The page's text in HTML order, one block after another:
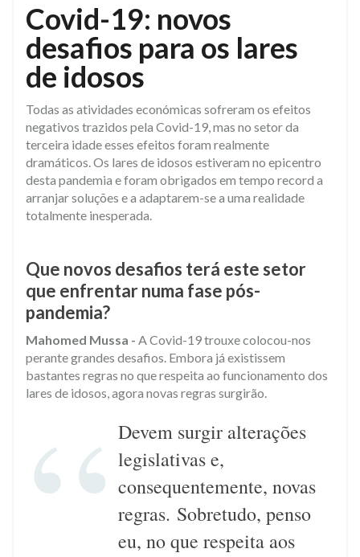
Covid-19: novos
desafios para os lares
de idosos
Todas as atividades económicas sofreram os efeitos
negativos trazidos pela Covid-19, mas no setor da
terceira idade esses efeitos foram realmente
dramáticos. Os lares de idosos estiveram no epicentro
desta pandemia e foram obrigados em tempo record a
arranjar soluções e a adaptarem-se a uma realidade
totalmente inesperada.
Que novos desafios terá este setor
que enfrentar numa fase pós-
pandemia?
Mahomed Mussa - A Covid-19 trouxe colocou-nos
perante grandes desafios. Embora já existissem
bastantes regras no que respeita ao funcionamento dos
lares de idosos, agora novas regras surgirão.
Devem surgir alterações
legislativas e,
consequentemente, novas
regras. Sobretudo, penso
eu, no que respeita aos